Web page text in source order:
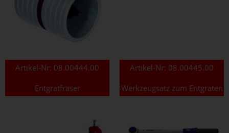
Artikel-Nr: 08.00444.00
Entgratfräser
Artikel-Nr: 08.00445.00
Werkzeugsatz zum Entgraten